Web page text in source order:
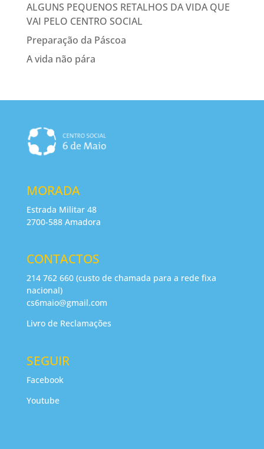
ALGUNS PEQUENOS RETALHOS DA VIDA QUE
VAI PELO CENTRO SOCIAL
Preparação da Páscoa
A vida não pára
MORADA
Estrada Militar 48
2700-588 Amadora
CONTACTOS
214 762 660 (custo de chamada para a rede fixa
nacional)
cs6maio@gmail.com
Livro de Reclamações
SEGUIR
Facebook
Youtube